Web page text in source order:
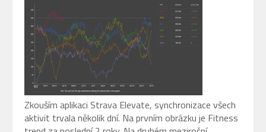
Zkouším aplikaci Strava Elevate, synchronizace všech
aktivit trvala několik dní. Na prvním obrázku je Fitness